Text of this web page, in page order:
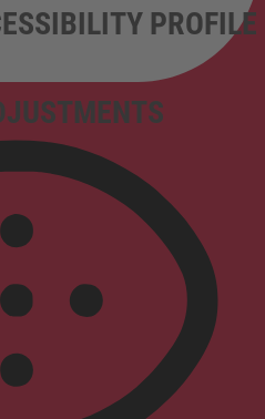
PROFILE